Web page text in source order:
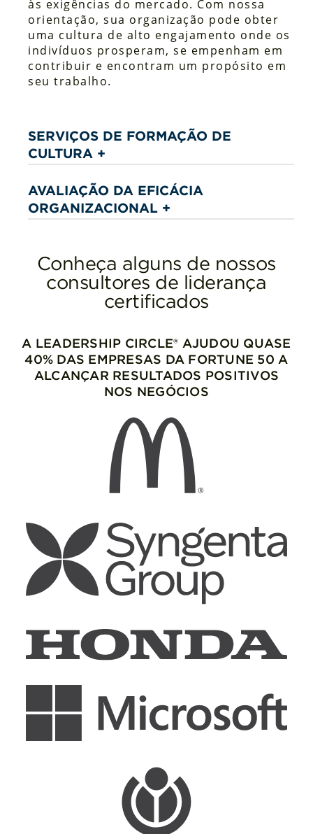
às exigências do mercado. Com nossa
orientação, sua organização pode obter
uma cultura de alto engajamento onde os
indivíduos prosperam, se empenham em
contribuir e encontram um propósito em
seu trabalho.
SERVIÇOS DE FORMAÇÃO DE
CULTURA +
Avaliação da eficácia organizacional
Desenvolvimento da cultura
corporativa
AVALIAÇÃO DA EFICÁCIA
ORGANIZACIONAL +
Conheça alguns de nossos
consultores de liderança
certificados
A LEADERSHIP CIRCLE® AJUDOU QUASE
40% DAS EMPRESAS DA FORTUNE 50 A
ALCANÇAR RESULTADOS POSITIVOS
NOS NEGÓCIOS